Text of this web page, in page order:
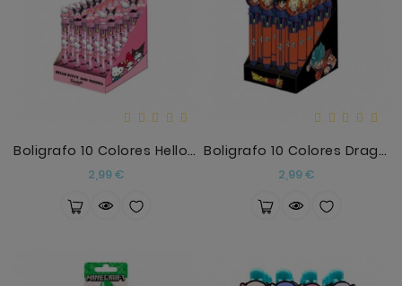
Boligrafo 10 Colores Hello Kitty Surtido
2,99 €Precio
Boligrafo 10 Colores Dragon Ball Super Surtido
2,99 €Precio